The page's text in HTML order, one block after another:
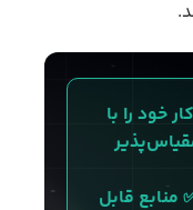
مجازی لیارا، کسب‌وکار خود را با
زیرساختی سریع، پایدار و مقیاس‌پذیر
منابع قابل